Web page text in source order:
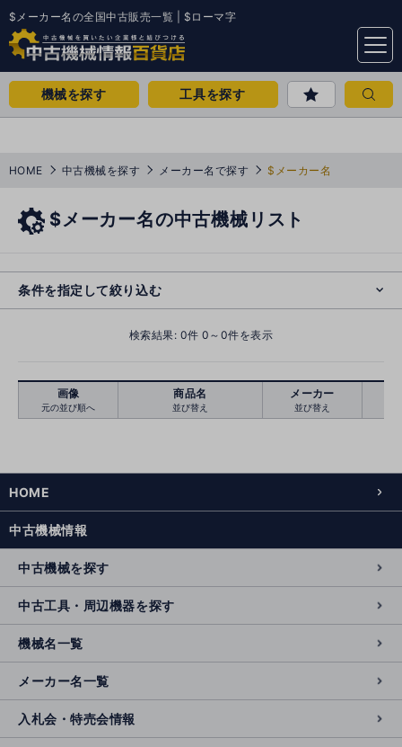
$メーカー名の全国中古販売一覧 | $ローマ字
menu
機械を探す 工具を探す
HOME 中古機械を探す メーカー名で探す $メーカー名
$メーカー名の中古機械リスト
条件を指定して絞り込む
検索結果: 0件 0～0件を表示
画像
元の並び順へ
商品名
並び替え
メーカー
並び替え
HOME
中古機械情報
中古機械を探す
中古工具・周辺機器を探す
機械名一覧
メーカー名一覧
入札会・特売会情報